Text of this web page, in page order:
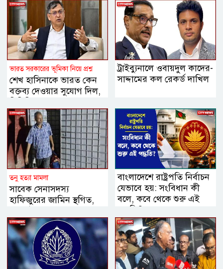
ভারত সরকারের ভূমিকা নিয়ে প্রশ্ন
শেখ হাসিনাকে ভারত কেন
বক্তব্য দেওয়ার সুযোগ দিল,
স্বরাষ্ট্রমন্ত্রী
ট্রাইব্যুনালে ওবায়দুল কাদের-
সাদ্দামের কল রেকর্ড দাখিল
তনু হত্যা মামলা
সাবেক সেনাসদস্য
হাফিজুরের জামিন স্থগিত,
আত্মসমর্পণের নির্দেশ
বাংলাদেশে রাষ্ট্রপতি নির্বাচন
যেভাবে হয়: সংবিধান কী
বলে, কবে থেকে শুরু এই
পদ্ধতি?